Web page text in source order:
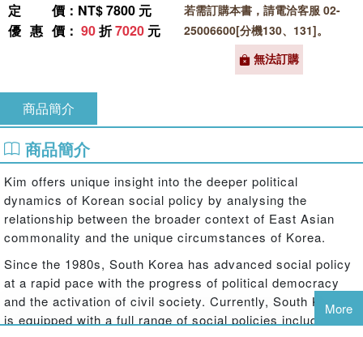
定價 ：NT$ 7800 元
優惠價 ： 90折7020 元
若需訂購本書，請電洽客服 02-
25006600[分機130、131]。
無法訂購
商品簡介
商品簡介
Kim offers unique insight into the deeper political
dynamics of Korean social policy by analysing the
relationship between the broader context of East Asian
commonality and the unique circumstances of Korea.
Since the 1980s, South Korea has advanced social policy
at a rapid pace with the progress of political democracy
and the activation of civil society. Currently, South Korea
is equipped with a full range of social policies including
More